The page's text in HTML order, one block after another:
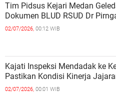
Tim Pidsus Kejari Medan
Dokumen BLUD RSUD Dr
02/07/2026, 00:12 WIB
Kajati Inspeksi Mendadak ke
Pastikan Kondisi Kinerja
02/07/2026, 00:01 WIB